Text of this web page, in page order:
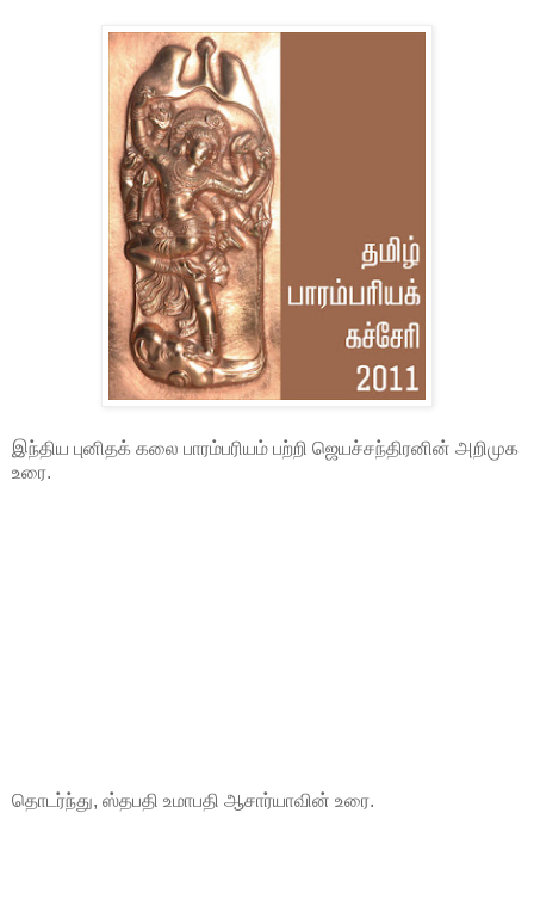
இந்திய புனிதக் கலை பாரம்பரியம் பற்றி ஜெயச்சந்திரனின் அறிமுக
உரை.
தொடர்ந்து, ஸ்தபதி உமாபதி ஆசார்யாவின் உரை.